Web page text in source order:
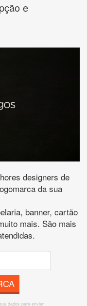
e
designers de
da sua
banner, cartão
mais. São mais
dados para enviar